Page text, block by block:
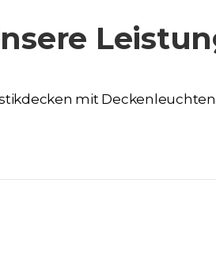
mit Deckenleuchten